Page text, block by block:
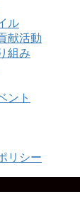
ル
献活動
組み
ント
リシー